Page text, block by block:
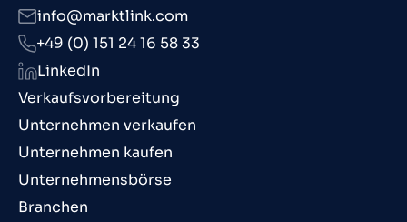
Verkaufsvorbereitung
Unternehmen verkaufen
Unternehmen kaufen
Unternehmensbörse
Branchen
info@marktlink.com
+49 (0) 151 24 16 58 33
LinkedIn